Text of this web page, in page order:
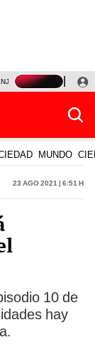
FUJIMORI
MUNDO
23 Ago 2021 | 6:51 h
10 de
hay